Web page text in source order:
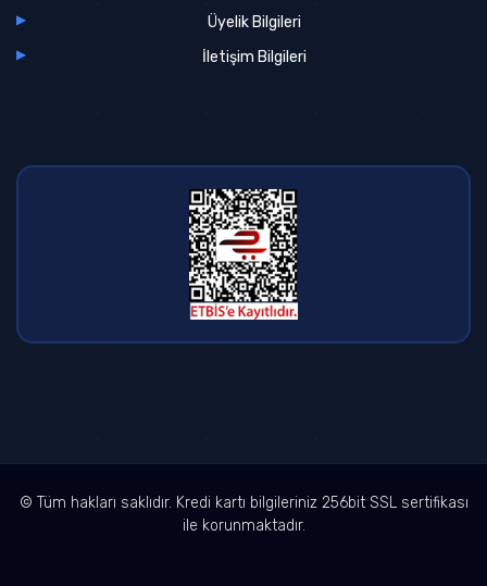
Üyelik Bilgileri
İletişim Bilgileri
© Tüm hakları saklıdır. Kredi kartı bilgileriniz 256bit SSL sertifikası
ile korunmaktadır.